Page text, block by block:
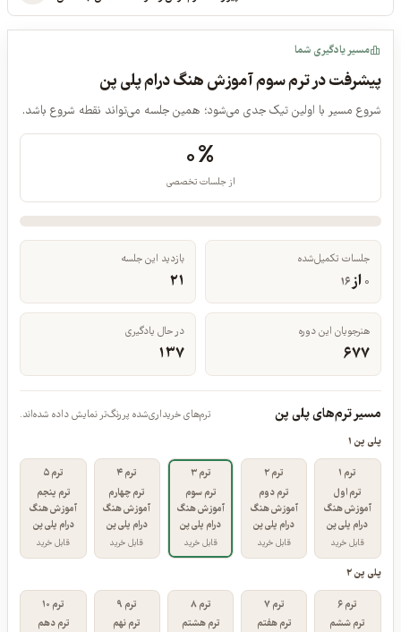
اپیزود ۸: گرم کردن و حرکات اصلاحی جلسه ی 2
مسیر یادگیری شما
پیشرفت در ترم سوم آموزش هنگ درام پلی پن
شروع مسیر با اولین تیک جدی می‌شود؛ همین جلسه می‌تواند نقطه شروع باشد.
۰%
جلسات تکمیل‌شده
۰از۱۶
بازدید این جلسه
۲۱
هنرجویان این دوره
۶۷۷
در حال یادگیری
۱۳۷
مسیر ترم‌های پلی پن
ترم ۱
ترم اول
آموزش هنگ
درام پلی پن
قابل خرید
ترم ۲
ترم دوم
آموزش هنگ
درام پلی پن
ترم ۳
ترم سوم
آموزش هنگ
درام پلی پن
ترم ۴
ترم چهارم
آموزش هنگ
درام پلی پن
ترم ۵
ترم پنجم
آموزش هنگ
درام پلی پن